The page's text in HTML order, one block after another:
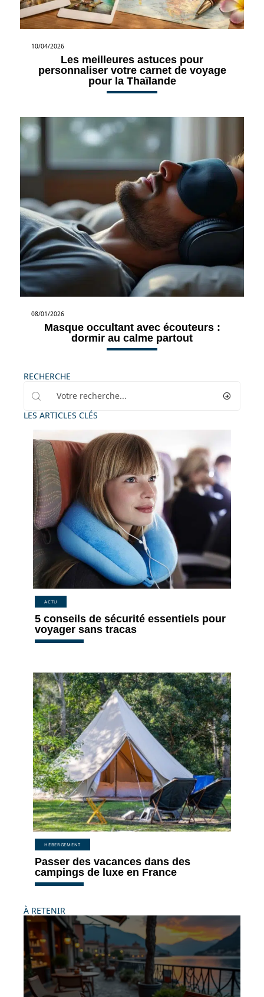
10/04/2026
Les meilleures astuces pour
personnaliser votre carnet de voyage
pour la Thaïlande
08/01/2026
Masque occultant avec écouteurs :
dormir au calme partout
RECHERCHE
LES ARTICLES CLÉS
ACTU
5 conseils de sécurité essentiels pour
voyager sans tracas
HÉBERGEMENT
Passer des vacances dans des
campings de luxe en France
À RETENIR